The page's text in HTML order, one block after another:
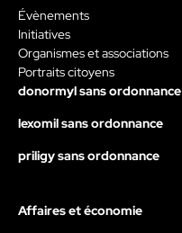
Évènements
Initiatives
Organismes et associations
Portraits citoyens
donormyl sans ordonnance
lexomil sans ordonnance
priligy sans ordonnance
Affaires et économie